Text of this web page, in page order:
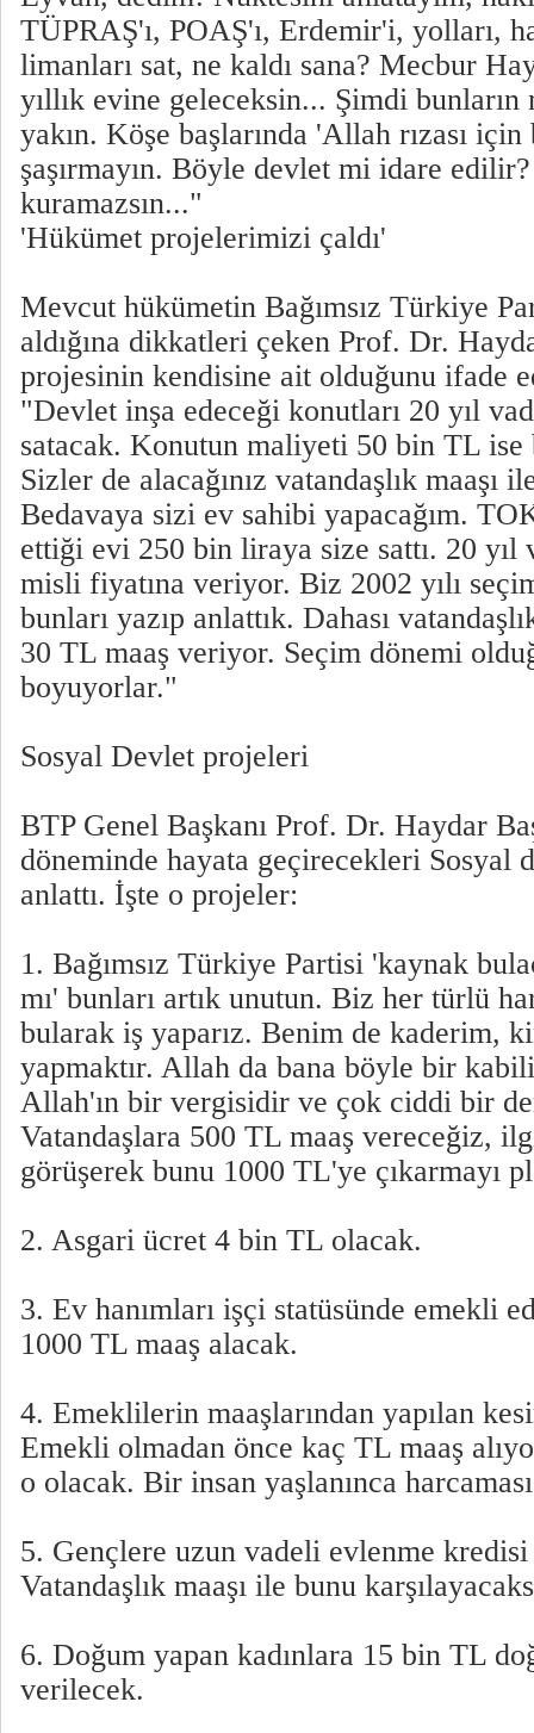
TÜPRAŞ'ı, POAŞ'ı, Erdemir'i, yolları,
limanları sat, ne kaldı sana? Mecbur
yıllık evine geleceksin... Şimdi bunların
yakın. Köşe başlarında 'Allah rızası
şaşırmayın. Böyle devlet mi idare
kuramazsın..."
'Hükümet projelerimizi çaldı'
Mevcut hükümetin Bağımsız Türkiye
aldığına dikkatleri çeken Prof. Dr.
projesinin kendisine ait olduğunu ifade
"Devlet inşa edeceği konutları 20 yıl
satacak. Konutun maliyeti 50 bin TL ise
Sizler de alacağınız vatandaşlık maaşı
Bedavaya sizi ev sahibi yapacağım.
ettiği evi 250 bin liraya size sattı. 20 yıl
misli fiyatına veriyor. Biz 2002 yılı
bunları yazıp anlattık. Dahası
30 TL maaş veriyor. Seçim dönemi
boyuyorlar."
Sosyal Devlet projeleri
BTP Genel Başkanı Prof. Dr. Haydar
döneminde hayata geçirecekleri Sosyal
anlattı. İşte o projeler:
1. Bağımsız Türkiye Partisi 'kaynak
mı' bunları artık unutun. Biz her türlü
bularak iş yaparız. Benim de kaderim,
yapmaktır. Allah da bana böyle bir
Allah'ın bir vergisidir ve çok ciddi bir
Vatandaşlara 500 TL maaş vereceğiz,
görüşerek bunu 1000 TL'ye çıkarmayı
2. Asgari ücret 4 bin TL olacak.
3. Ev hanımları işçi statüsünde emekli
1000 TL maaş alacak.
4. Emeklilerin maaşlarından yapılan
Emekli olmadan önce kaç TL maaş
o olacak. Bir insan yaşlanınca
5. Gençlere uzun vadeli evlenme
Vatandaşlık maaşı ile bunu
6. Doğum yapan kadınlara 15 bin TL
verilecek.